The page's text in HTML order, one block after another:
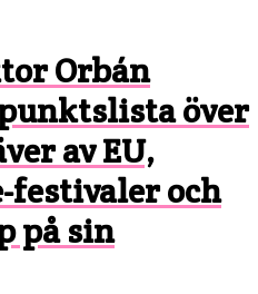
Orbán
över
av EU,
festivaler och
på sin